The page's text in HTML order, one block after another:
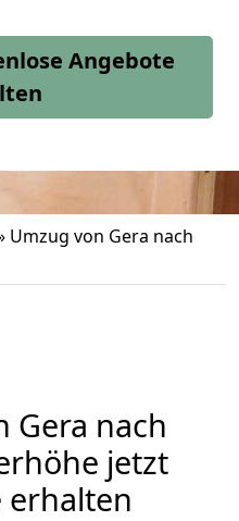
Angebote
Umzug von Gera nach
Gera nach
jetzt
erhalten